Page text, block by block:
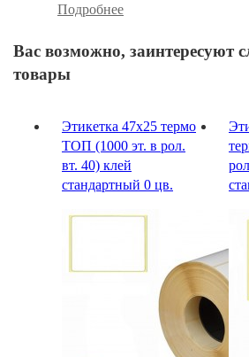
Подробнее
Вас возможно, заинтересуют
товары
Этикетка 47х25 термо
ТОП (1000 эт. в рол.
вт. 40) клей
стандартный 0 цв.